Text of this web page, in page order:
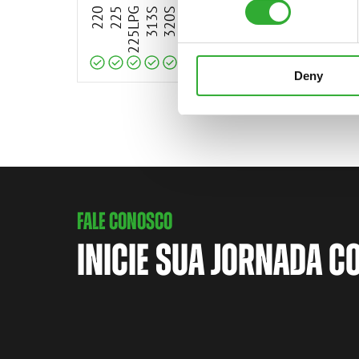
Deny
220 225 225LPG 313S 320S 520523525LPG528
FALE CONOSCO
INICIE SUA JORNADA